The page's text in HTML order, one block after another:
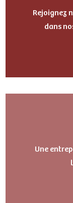
Rejoignez
dans
Une